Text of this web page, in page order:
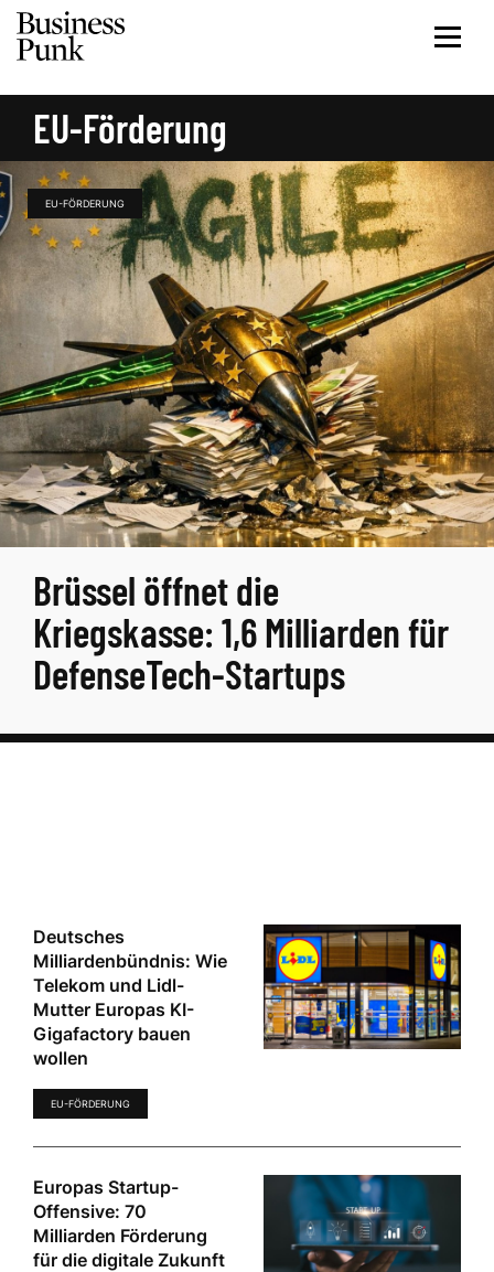
EU-Förderung
EU-FÖRDERUNG
Brüssel öffnet die
Kriegskasse: 1,6 Milliarden für
DefenseTech-Startups
Deutsches
Milliardenbündnis: Wie
Telekom und Lidl-
Mutter Europas KI-
Gigafactory bauen
wollen
EU-FÖRDERUNG
Europas Startup-
Offensive: 70
Milliarden Förderung
für die digitale Zukunft